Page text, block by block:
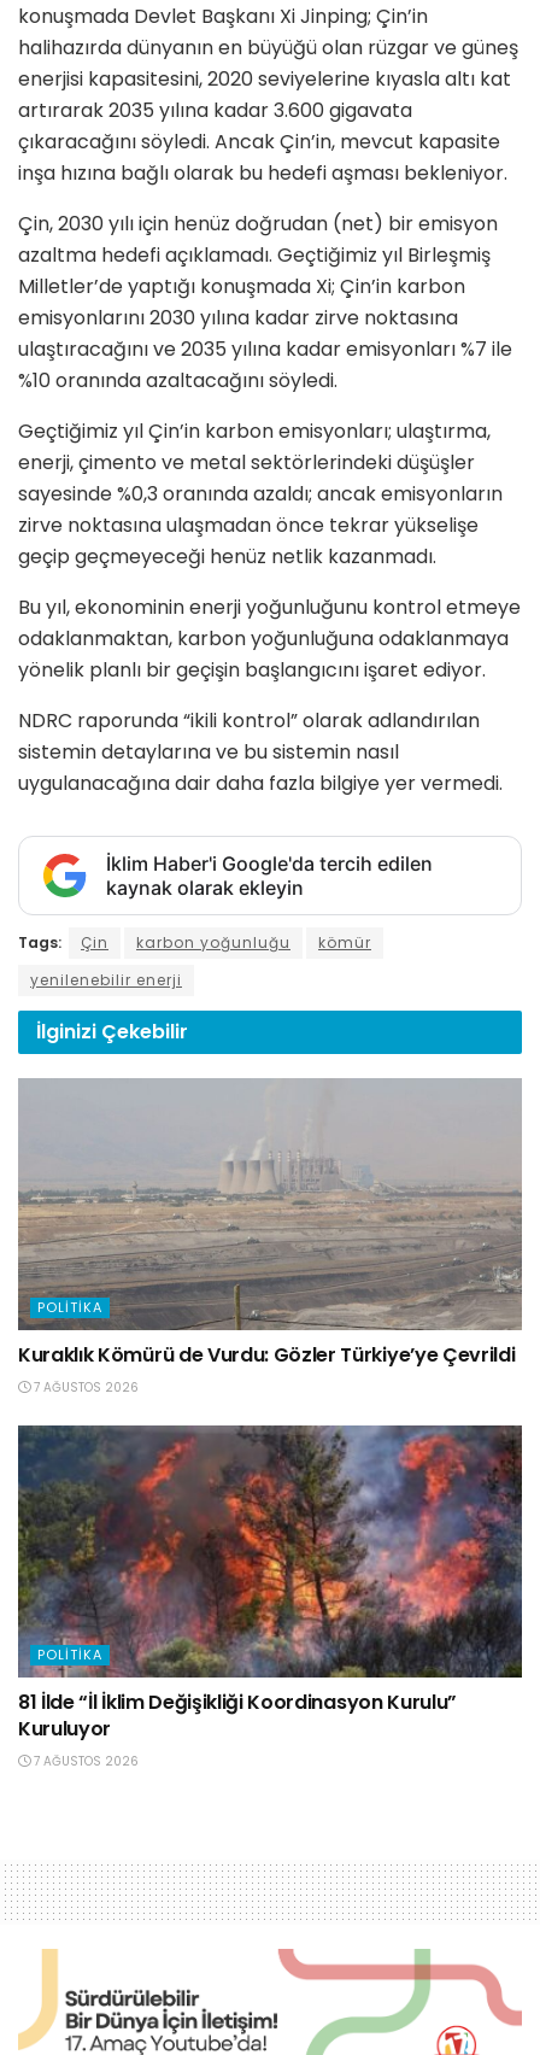
konuşmada Devlet Başkanı Xi Jinping; Çin’in
halihazırda dünyanın en büyüğü olan rüzgar ve güneş
enerjisi kapasitesini, 2020 seviyelerine kıyasla altı kat
artırarak 2035 yılına kadar 3.600 gigavata
çıkaracağını söyledi. Ancak Çin’in, mevcut kapasite
inşa hızına bağlı olarak bu hedefi aşması bekleniyor.
Çin, 2030 yılı için henüz doğrudan (net) bir emisyon
azaltma hedefi açıklamadı. Geçtiğimiz yıl Birleşmiş
Milletler’de yaptığı konuşmada Xi; Çin’in karbon
emisyonlarını 2030 yılına kadar zirve noktasına
ulaştıracağını ve 2035 yılına kadar emisyonları %7 ile
%10 oranında azaltacağını söyledi.
Geçtiğimiz yıl Çin’in karbon emisyonları; ulaştırma,
enerji, çimento ve metal sektörlerindeki düşüşler
sayesinde %0,3 oranında azaldı; ancak emisyonların
zirve noktasına ulaşmadan önce tekrar yükselişe
geçip geçmeyeceği henüz netlik kazanmadı.
Bu yıl, ekonominin enerji yoğunluğunu kontrol etmeye
odaklanmaktan, karbon yoğunluğuna odaklanmaya
yönelik planlı bir geçişin başlangıcını işaret ediyor.
NDRC raporunda “ikili kontrol” olarak adlandırılan
sistemin detaylarına ve bu sistemin nasıl
uygulanacağına dair daha fazla bilgiye yer vermedi.
İklim Haber'i Google'da tercih edilen
kaynak olarak ekleyin
Tags: Çin karbon yoğunluğu
kömür
yenilenebilir enerji
İlginizi Çekebilir
POLITIKA
Kuraklık Kömürü de Vurdu: Gözler Türkiye’ye Çevrildi
7 AĞUSTOS 2026
POLITIKA
81 İlde “İl İklim Değişikliği Koordinasyon Kurulu”
Kuruluyor
7 AĞUSTOS 2026